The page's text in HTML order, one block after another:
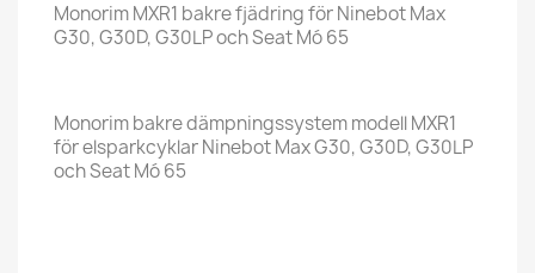
Monorim MXR1 bakre fjädring för Ninebot Max
G30, G30D, G30LP och Seat Mó 65
Monorim bakre dämpningssystem modell MXR1
för elsparkcyklar Ninebot Max G30, G30D, G30LP
och Seat Mó 65